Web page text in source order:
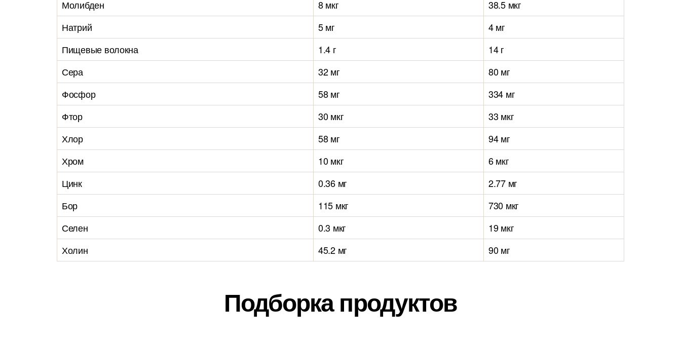
Молибден
8 мкг
38.5 мкг
Натрий
5 мг
4 мг
Пищевые волокна
1.4 г
14 г
Сера
32 мг
80 мг
Фосфор
58 мг
334 мг
Фтор
30 мкг
33 мкг
Хлор
58 мг
94 мг
Хром
10 мкг
6 мкг
Цинк
0.36 мг
2.77 мг
Бор
115 мкг
730 мкг
Селен
0.3 мкг
19 мкг
Холин
45.2 мг 90 мг
Подборка продуктов